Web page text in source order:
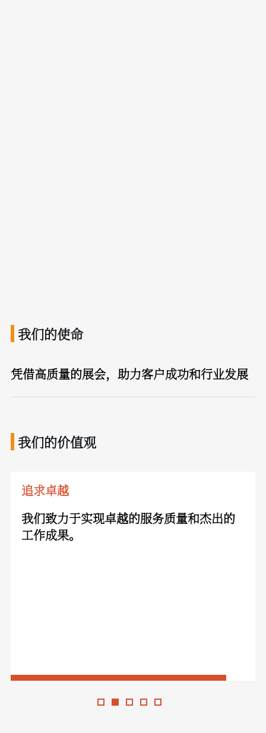
我们的使命
凭借高质量的展会，助力客户成功和行业发展
我们的价值观
追求卓越
我们致力于实现卓越的服务质量和杰出的
工作成果。